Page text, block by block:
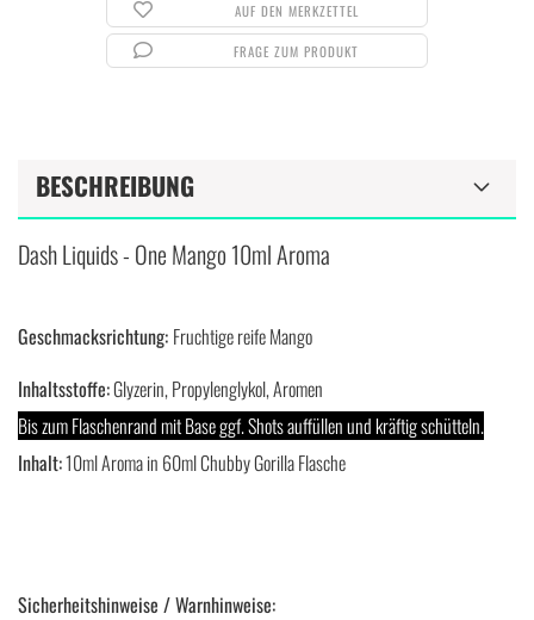
AUF DEN MERKZETTEL
FRAGE ZUM PRODUKT
BESCHREIBUNG
Dash Liquids - One Mango 10ml Aroma
Geschmacksrichtung: Fruchtige reife Mango
Inhaltsstoffe:Glyzerin, Propylenglykol, Aromen
Bis zum Flaschenrand mit Base ggf. Shots auffüllen und kräftig schütteln.
Inhalt:10ml Aroma in 60ml Chubby Gorilla Flasche
Sicherheitshinweise / Warnhinweise: